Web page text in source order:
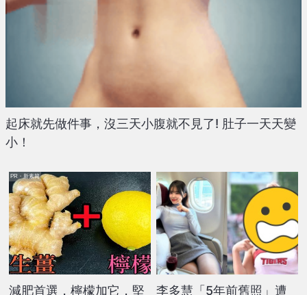
起床就先做件事，沒三天小腹就不見了! 肚子一天天變
小！
減肥首選，檸檬加它，堅
PR・新素簡
李多慧「5年前舊照」遭